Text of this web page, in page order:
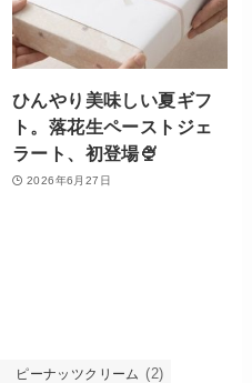
ひんやり美味しい夏ギフ
ト。落花生ペーストジェ
ラート、初登場🍨
2026年6月27日
ピーナッツクリーム (2)